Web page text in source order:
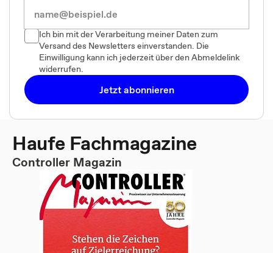
Ich bin mit der Verarbeitung meiner Daten zum
Versand des Newsletters einverstanden. Die
Einwilligung kann ich jederzeit über den Abmeldelink
widerrufen.
Jetzt abonnieren
Haufe Fachmagazine
Controller Magazin